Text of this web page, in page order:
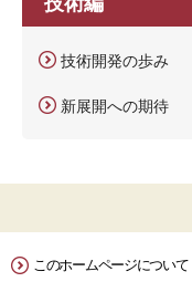
技術開発の歩み
新展開への期待
このホームページについて